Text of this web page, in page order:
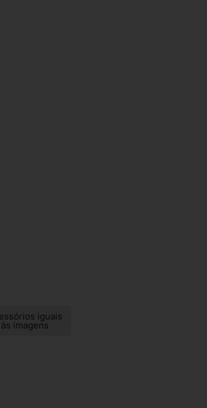
iguais
às imagens